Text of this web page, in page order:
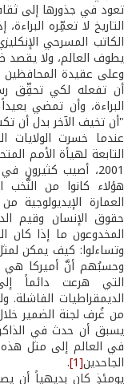
تعود في جذورها إلى
التاريخ لا تعمِّره
الكاتب المسرحي
يطوف العالم، ولا يقصد
وعلى عقيدة المحافظين
أن تفعله لكي تحقِّق
البراءة، وأن تمضي
"أن تخيف الآخر بدل أن
عندما خسرت
التابعة لهيأة الأمم
2001، أصيب
هؤلاء كانوا من النُّخب
العمارة الإيديولوجية
حقوق الإنسان وقيم
المخدوعون ما إذا كان
وتساءلوا: كيف يمكن
وحسبُهم أنَّ أميركا
التي هرعت دائماً
الديمقراطيات
من غُرف لجنة الضمير
يسبق أن حدث في
في العالم إلى مثل
الجاحدين[1]
.
يومئذٍ كان بديهياً أن